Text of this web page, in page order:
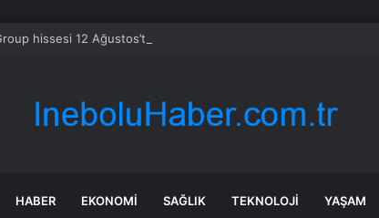
hissesi 12 Ağustos’taki kazanç raporunda %13 hareket edebilir
HABER EKONOMI SAĞLIK TEKNOLOJI YAŞAM